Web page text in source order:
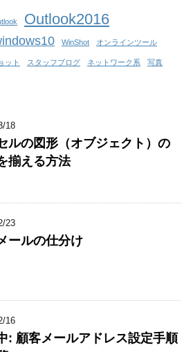
Outlook2016
WinShot オンラインツール
ット スタッフブログ ネットワーク系 写真
18
ルの図形（オブジェクト）の
揃える方法
23
ールの仕分け
16
: 顧客メールアドレス設定手順